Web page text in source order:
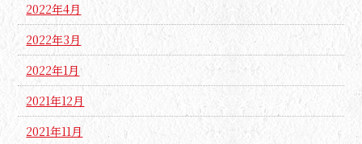
2022年4月
2022年3月
2022年1月
2021年12月
2021年11月